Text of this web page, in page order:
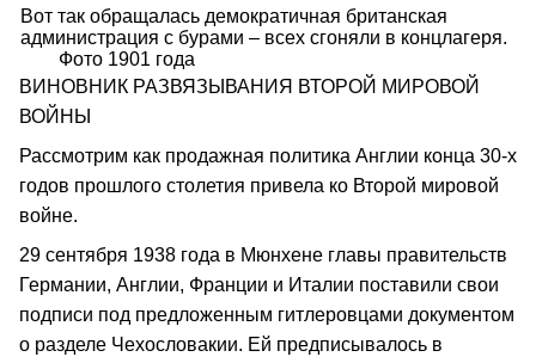
Вот так обращалась демократичная британская
администрация с бурами – всех сгоняли в концлагеря.
Фото 1901 года
ВИНОВНИК РАЗВЯЗЫВАНИЯ ВТОРОЙ МИРОВОЙ
ВОЙНЫ
Рассмотрим как продажная политика Англии конца 30-х
годов прошлого столетия привела ко Второй мировой
войне.
29 сентября 1938 года в Мюнхене главы правительств
Германии, Англии, Франции и Италии поставили свои
подписи под предложенным гитлеровцами документом
о разделе Чехословакии. Ей предписывалось в